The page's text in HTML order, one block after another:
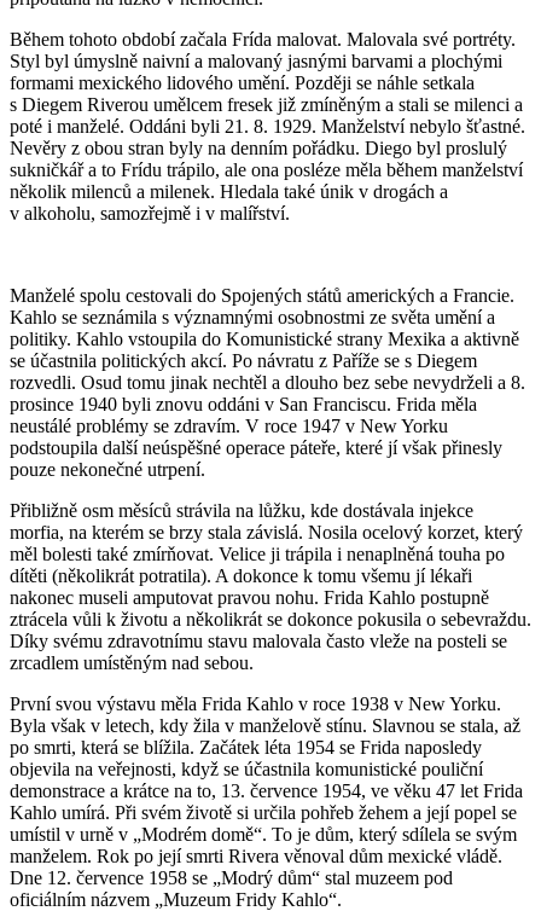
Během tohoto období začala Frída malovat. Malovala své portréty.
Styl byl úmyslně naivní a malovaný jasnými barvami a plochými
formami mexického lidového umění. Později se náhle setkala
s Diegem Riverou umělcem fresek již zmíněným a stali se milenci a
poté i manželé. Oddáni byli 21. 8. 1929. Manželství nebylo šťastné.
Nevěry z obou stran byly na denním pořádku. Diego byl proslulý
sukničkář a to Frídu trápilo, ale ona posléze měla během manželství
několik milenců a milenek. Hledala také únik v drogách a
v alkoholu, samozřejmě i v malířství.
Manželé spolu cestovali do Spojených států amerických a Francie.
Kahlo se seznámila s významnými osobnostmi ze světa umění a
politiky. Kahlo vstoupila do Komunistické strany Mexika a aktivně
se účastnila politických akcí. Po návratu z Paříže se s Diegem
rozvedli. Osud tomu jinak nechtěl a dlouho bez sebe nevydrželi a 8.
prosince 1940 byli znovu oddáni v San Franciscu. Frida měla
neustálé problémy se zdravím. V roce 1947 v New Yorku
podstoupila další neúspěšné operace páteře, které jí však přinesly
pouze nekonečné utrpení.
Přibližně osm měsíců strávila na lůžku, kde dostávala injekce
morfia, na kterém se brzy stala závislá. Nosila ocelový korzet, který
měl bolesti také zmírňovat. Velice ji trápila i nenaplněná touha po
dítěti (několikrát potratila). A dokonce k tomu všemu jí lékaři
nakonec museli amputovat pravou nohu. Frida Kahlo postupně
ztrácela vůli k životu a několikrát se dokonce pokusila o sebevraždu.
Díky svému zdravotnímu stavu malovala často vleže na posteli se
zrcadlem umístěným nad sebou.
První svou výstavu měla Frida Kahlo v roce 1938 v New Yorku.
Byla však v letech, kdy žila v manželově stínu. Slavnou se stala, až
po smrti, která se blížila. Začátek léta 1954 se Frida naposledy
objevila na veřejnosti, když se účastnila komunistické pouliční
demonstrace a krátce na to, 13. července 1954, ve věku 47 let Frida
Kahlo umírá. Při svém životě si určila pohřeb žehem a její popel se
umístil v urně v „Modrém domě“. To je dům, který sdílela se svým
manželem. Rok po její smrti Rivera věnoval dům mexické vládě.
Dne 12. července 1958 se „Modrý dům“ stal muzeem pod
oficiálním názvem „Muzeum Fridy Kahlo“.